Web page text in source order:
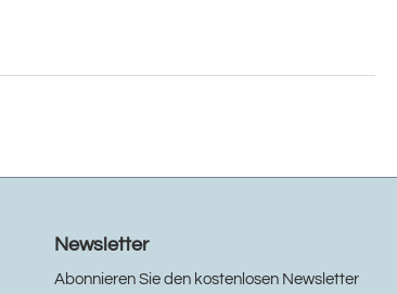
Newsletter
Abonnieren Sie den kostenlosen Newsletter